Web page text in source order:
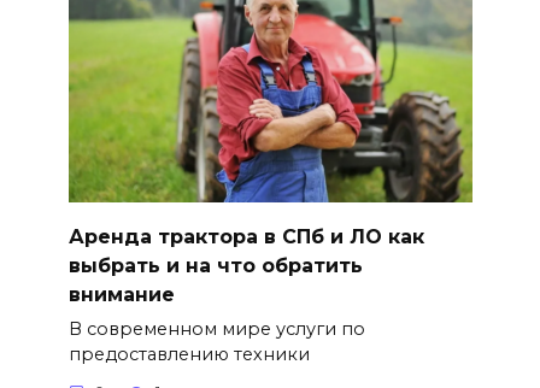
Аренда трактора в СПб и ЛО как
выбрать и на что обратить
внимание
В современном мире услуги по
предоставлению техники